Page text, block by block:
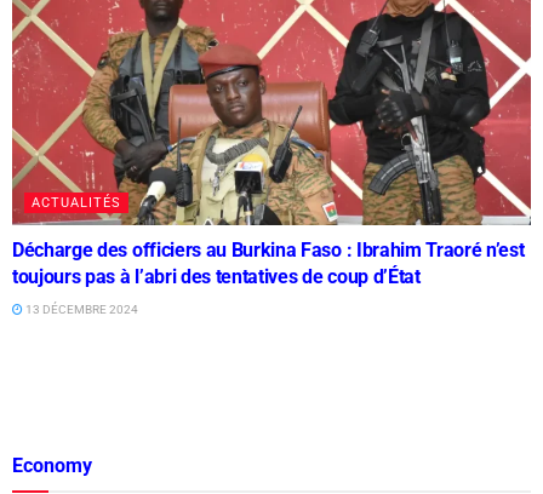
ACTUALITÉS
Décharge des officiers au Burkina Faso : Ibrahim Traoré n’est
toujours pas à l’abri des tentatives de coup d’État
13 DÉCEMBRE 2024
Economy